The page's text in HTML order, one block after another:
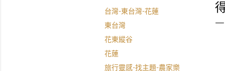
台灣-東台灣-花蓮
東台灣
花東縱谷
花蓮
旅行靈感-找主題-農家樂